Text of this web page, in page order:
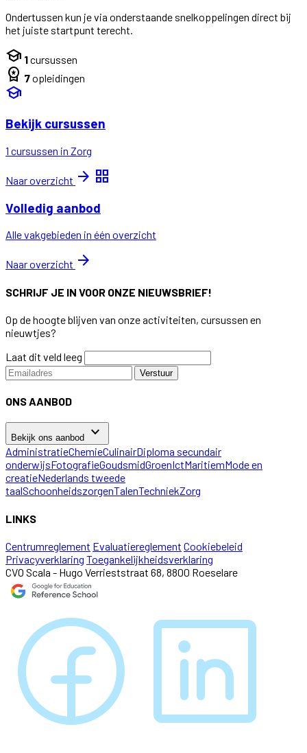
Ondertussen kun je via onderstaande snelkoppelingen direct bij
het juiste startpunt terecht.
school 1cursussen
workspace_premium 7opleidingen
school
Bekijk cursussen
1 cursussen in Zorg
Naar overzicht arrow_forward grid_view
Volledig aanbod
Alle vakgebieden in één overzicht
Naar overzicht arrow_forward
SCHRIJF JE IN VOOR ONZE NIEUWSBRIEF!
Op de hoogte blijven van onze activiteiten, cursussen en
nieuwtjes?
Laat dit veld leeg
Verstuur
ONS AANBOD
Bekijk ons aanbod keyboard_arrow_down
AdministratieChemieCulinairDiploma secundair
onderwijsFotografieGoudsmidGroenIctMaritiemMode en
creatieNederlands tweede
taalSchoonheidszorgenTalenTechniekZorg
LINKS
Centrumreglement Evaluatiereglement Cookiebeleid
Privacyverklaring Toegankelijkheidsverklaring
CVO Scala - Hugo Verrieststraat 68, 8800 Roeselare